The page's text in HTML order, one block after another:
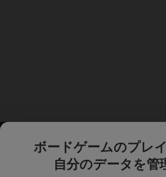
ボードゲームのプレ
自分のデータを管